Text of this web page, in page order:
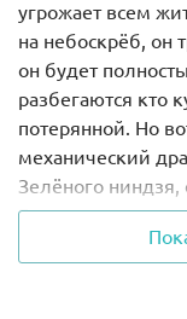
угрожает всем
на небоскрёб, он
он будет
разбегаются кто
потерянной. Но
механический
Зелёного ниндзя,
Его огромная
острые клыки.